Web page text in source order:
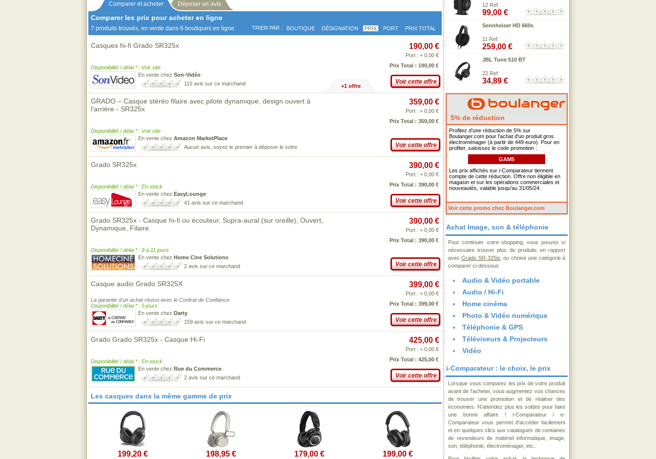
Comparer et acheter Déposer un avis
Comparer les prix pour acheter en ligne
7 produits trouvés, en vente dans 6 boutiques en ligne. TRIER PAR : BOUTIQUE DÉSIGNATION PRIX PORT PRIX TOTAL
Casques hi-fi Grado SR325x
Disponibilité / délai * : Voir site
En vente chez Son-Vidéo
110 avis sur ce marchand
190,00 €
Port : + 0,00 €
Prix Total : 190,00 €
Voir cette offre
+1 offre
GRADO – Casque stéréo filaire avec pilote dynamique, design ouvert à
l'arrière - SR325x
Disponibilité / délai * : Voir site
En vente chez Amazon MarketPlace
Aucun avis, soyez le premier à déposer le votre
359,00 €
Port : + 0,00 €
Prix Total : 359,00 €
Voir cette offre
Grado SR325x
Disponibilité / délai * : En stock
En vente chez EasyLounge
41 avis sur ce marchand
390,00 €
Port : + 0,00 €
Prix Total : 390,00 €
Voir cette offre
Grado SR325x - Casque hi-fi ou écouteur, Supra-aural (sur oreille), Ouvert,
Dynamique, Filaire
Disponibilité / délai * : 9 à 11 jours
En vente chez Home Cine Solutions
2 avis sur ce marchand
390,00 €
Port : + 0,00 €
Prix Total : 390,00 €
Voir cette offre
Casque audio Grado SR325X
La garantie d'un achat réussi avec le Contrat de Confiance
Disponibilité / délai * : 5 jours
En vente chez Darty
159 avis sur ce marchand
399,00 €
Port : + 0,00 €
Prix Total : 399,00 €
Voir cette offre
Grado Grado SR325x - Casque Hi-Fi
Disponibilité / délai * : En stock
En vente chez Rue du Commerce
2 avis sur ce marchand
425,00 €
Port : + 0,00 €
Prix Total : 425,00 €
Voir cette offre
Les casques dans la même gamme de prix
199,20 € 198,95 € 179,00 € 199,00 €
12 Ref.
99,00 €
Sennheiser HD 660s
11 Ref.
259,00 €
JBL Tune 510 BT
22 Ref.
34,89 €
5% de réduction
Profitez d'une réduction de 5% sur
Boulanger.com pour l'achat d'un produit gros
électroménager (à partir de 449 euro). Pour en
profiter, saisissez le code promotion :
GAM5
Les prix affichés sur i-Comparateur tiennent
compte de cette réduction. Offre non éligible en
magasin et sur les opérations commerciales et
nouveautés, valable jusqu'au 31/05/24.
Voir cette promo chez Boulanger.com
Achat Image, son & téléphonie
Pour continuer votre shopping, vous pouvez si
nécessaire trouver plus de produits en rapport
avecGrado SR-325is , ou choisir une catégorie à
comparer ci-dessous
Audio & Vidéo portable
Audio / Hi-Fi
Home cinéma
Photo & Vidéo numérique
Téléphonie & GPS
Téléviseurs & Projecteurs
Vidéo
i-Comparateur : le choix, le prix
Lorsque vous comparez les prix de votre produit
avant de l'acheter, vous augmentez vos chances
de trouver une promotion et de réaliser des
économies. N'attendez plus les soldes pour faire
une bonne affaire ! i-Comparateur / e-
Comparateur vous permet d'accéder facilement
et en quelques clics aux catalogues de centaines
de revendeurs de matériel informatique, image,
son, téléphonie, électroménager, etc..